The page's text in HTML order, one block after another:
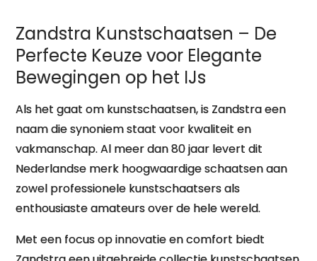
Zandstra Kunstschaatsen – De
Perfecte Keuze voor Elegante
Bewegingen op het IJs
Als het gaat om kunstschaatsen, is Zandstra een
naam die synoniem staat voor kwaliteit en
vakmanschap. Al meer dan 80 jaar levert dit
Nederlandse merk hoogwaardige schaatsen aan
zowel professionele kunstschaatsers als
enthousiaste amateurs over de hele wereld.
Met een focus op innovatie en comfort biedt